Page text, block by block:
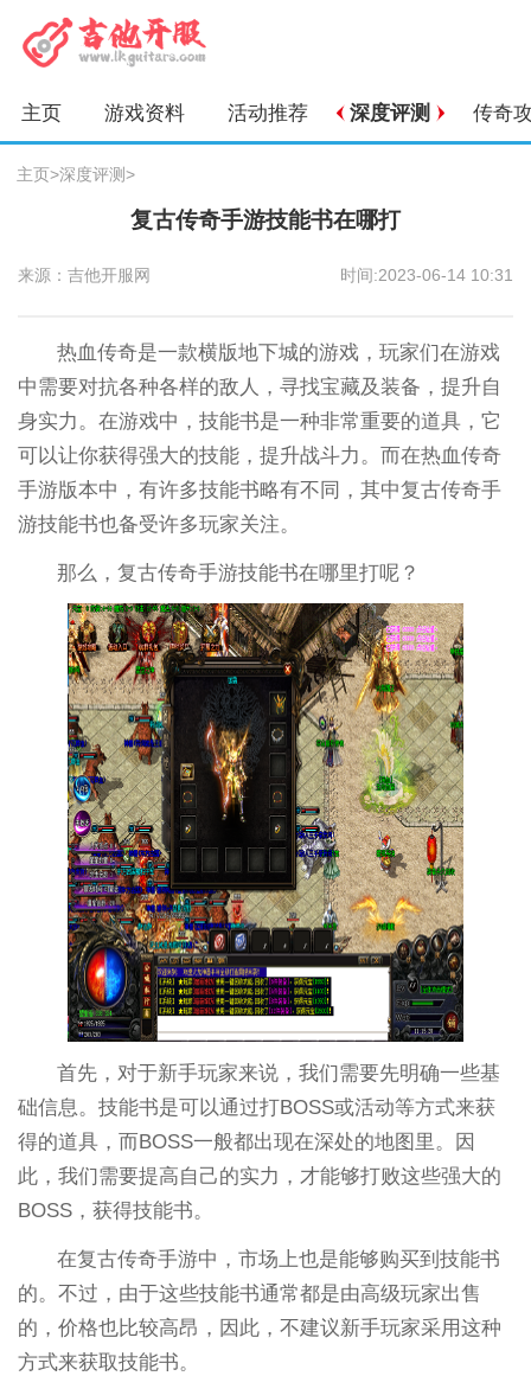
主页 游戏资料 活动推荐 深度评测 传奇
主页>深度评测>
复古传奇手游技能书在哪打
来源：吉他开服网 时间:2023-06-14 10:31
热血传奇是一款横版地下城的游戏，玩家们在游戏
中需要对抗各种各样的敌人，寻找宝藏及装备，提升自
身实力。在游戏中，技能书是一种非常重要的道具，它
可以让你获得强大的技能，提升战斗力。而在热血传奇
手游版本中，有许多技能书略有不同，其中复古传奇手
游技能书也备受许多玩家关注。
那么，复古传奇手游技能书在哪里打呢？
首先，对于新手玩家来说，我们需要先明确一些基
础信息。技能书是可以通过打BOSS或活动等方式来获
得的道具，而BOSS一般都出现在深处的地图里。因
此，我们需要提高自己的实力，才能够打败这些强大的
BOSS，获得技能书。
在复古传奇手游中，市场上也是能够购买到技能书
的。不过，由于这些技能书通常都是由高级玩家出售
的，价格也比较高昂，因此，不建议新手玩家采用这种
方式来获取技能书。